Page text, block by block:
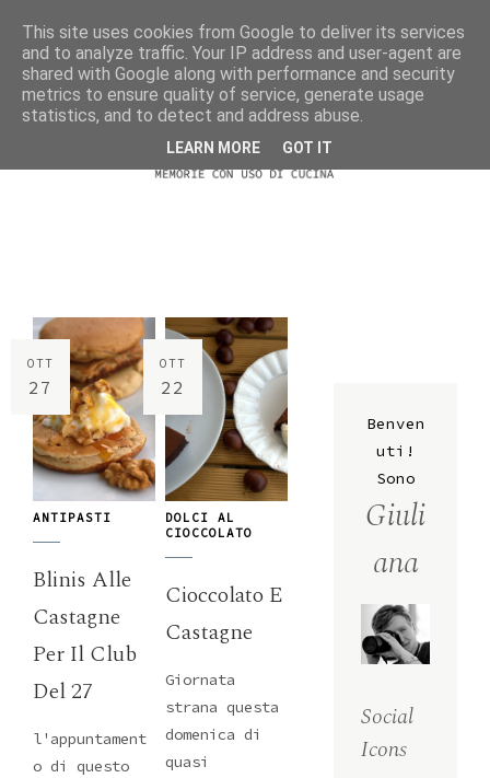
OTT
27
ANTIPASTI
Blinis Alle
Castagne
Per Il Club
Del 27
l'appuntament
o di questo
OTT
22
DOLCI AL
CIOCCOLATO
Cioccolato E
Castagne
Giornata
strana questa
domenica di
quasi
Benven
uti!
Sono
Giuli
ana
Social
Icons
This site uses cookies from Google to deliver its services
and to analyze traffic. Your IP address and user-agent are
shared with Google along with performance and security
metrics to ensure quality of service, generate usage
statistics, and to detect and address abuse.
LEARN MORE GOT IT